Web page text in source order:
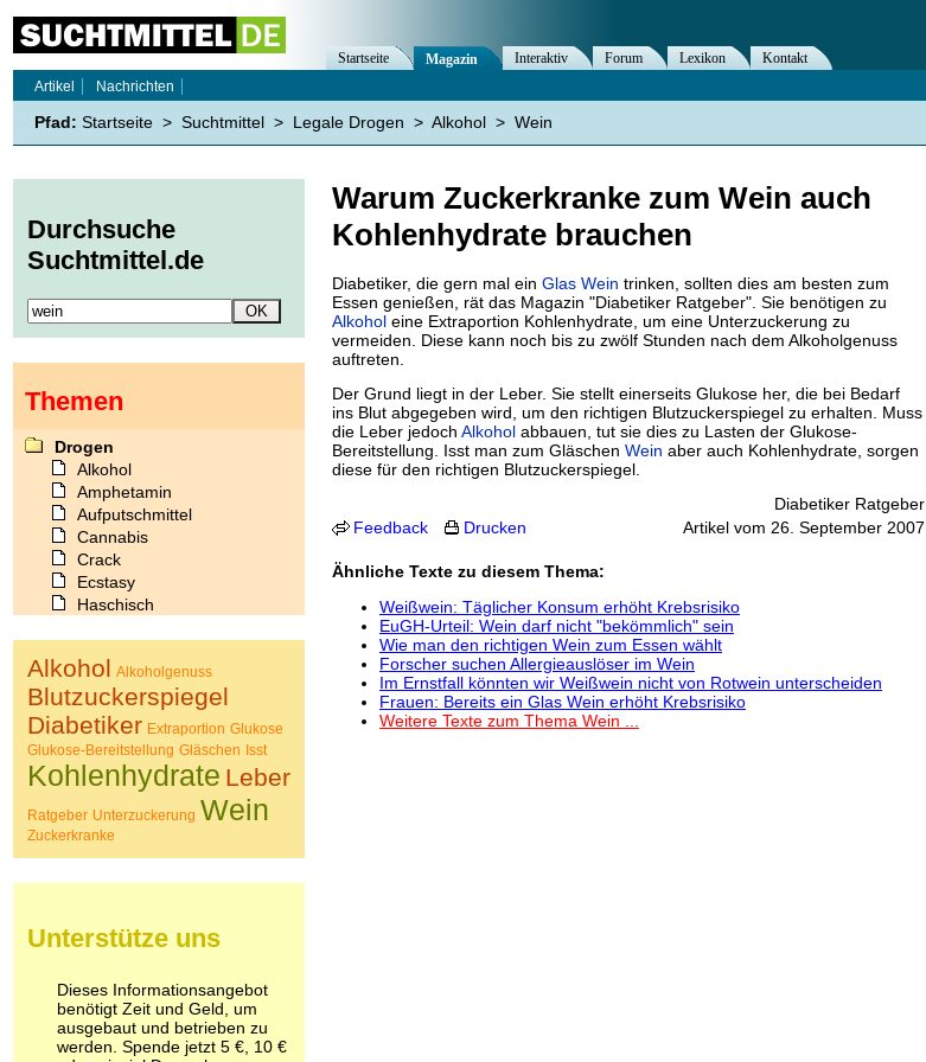
Warum Zuckerkranke zum Wein auch
Kohlenhydrate brauchen
Diabetiker, die gern mal ein Glas Wein trinken, sollten dies am besten zum
Essen genießen, rät das Magazin "Diabetiker Ratgeber". Sie benötigen zu
Alkohol eine Extraportion Kohlenhydrate, um eine Unterzuckerung zu
vermeiden. Diese kann noch bis zu zwölf Stunden nach dem Alkoholgenuss
auftreten.
Der Grund liegt in der Leber. Sie stellt einerseits Glukose her, die bei Bedarf
ins Blut abgegeben wird, um den richtigen Blutzuckerspiegel zu erhalten. Muss
die Leber jedoch Alkohol abbauen, tut sie dies zu Lasten der Glukose-
Bereitstellung. Isst man zum Gläschen Wein aber auch Kohlenhydrate, sorgen
diese für den richtigen Blutzuckerspiegel.
Diabetiker Ratgeber
Artikel vom 26. September 2007
Feedback Drucken
Ähnliche Texte zu diesem Thema:
Weißwein: Täglicher Konsum erhöht Krebsrisiko
EuGH-Urteil: Wein darf nicht "bekömmlich" sein
Wie man den richtigen Wein zum Essen wählt
Forscher suchen Allergieauslöser im Wein
Im Ernstfall könnten wir Weißwein nicht von Rotwein unterscheiden
Frauen: Bereits ein Glas Wein erhöht Krebsrisiko
Weitere Texte zum Thema Wein ...
Startseite Magazin Interaktiv Forum Lexikon
Kontakt
Artikel
Nachrichten
Pfad: Startseite > Suchtmittel > Legale Drogen > Alkohol > Wein
Durchsuche
Suchtmittel.de
Themen
Drogen
Alkohol
Amphetamin
Aufputschmittel
Cannabis
Crack
Ecstasy
Haschisch
Koffein
Kokain
Lachgas
LSD
Marihuana
Medikamente
Meskalin
Metamphetamin
Opium
Poppers
Psychopharmaka
Schlafmittel
Schmerzmittel
Alkohol Alkoholgenuss
Blutzuckerspiegel
Diabetiker Extraportion Glukose
Glukose-Bereitstellung Gläschen Isst
Kohlenhydrate Leber
Ratgeber Unterzuckerung Wein
Zuckerkranke
Unterstütze uns
Dieses Informationsangebot
benötigt Zeit und Geld, um
ausgebaut und betrieben zu
werden. Spende jetzt 5 €, 10 €